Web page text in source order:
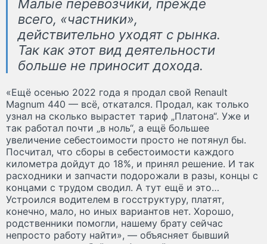
Малые перевозчики, прежде
всего, «частники»,
действительно уходят с рынка.
Так как этот вид деятельности
больше не приносит дохода.
«Ещё осенью 2022 года я продал свой Renault
Magnum 440 — всё, откатался. Продал, как только
узнал на сколько вырастет тариф „Платона“. Уже и
так работал почти „в ноль“, а ещё большее
увеличение себестоимости просто не потянул бы.
Посчитал, что сборы в себестоимости каждого
километра дойдут до 18%, и принял решение. И так
расходники и запчасти подорожали в разы, концы с
концами с трудом сводил. А тут ещё и это…
Устроился водителем в госструктуру, платят,
конечно, мало, но иных вариантов нет. Хорошо,
родственники помогли, нашему брату сейчас
непросто работу найти», — объясняет бывший